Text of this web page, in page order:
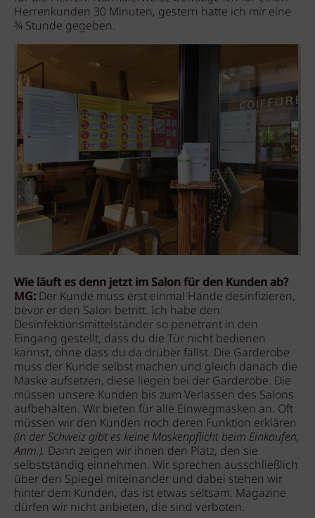
Herrenkunden 30 Minuten, gestern hatte ich mir eine
¾ Stunde gegeben.
Wie läuft es denn jetzt im Salon für den Kunden ab?
MG: Der Kunde muss erst einmal Hände desinfizieren,
bevor er den Salon betritt. Ich habe den
Desinfektionsmittelständer so penetrant in den
Eingang gestellt, dass du die Tür nicht bedienen
kannst, ohne dass du da drüber fällst. Die Garderobe
muss der Kunde selbst machen und gleich danach die
Maske aufsetzen, diese liegen bei der Garderobe. Die
müssen unsere Kunden bis zum Verlassen des Salons
aufbehalten. Wir bieten für alle Einwegmasken an. Oft
müssen wir den Kunden noch deren Funktion erklären
(in der Schweiz gibt es keine Maskenpflicht beim Einkaufen,
Anm.). Dann zeigen wir ihnen den Platz, den sie
selbstständig einnehmen. Wir sprechen ausschließlich
über den Spiegel miteinander und dabei stehen wir
hinter dem Kunden, das ist etwas seltsam. Magazine
dürfen wir nicht anbieten, die sind verboten.